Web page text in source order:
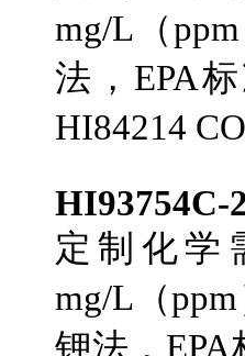
mg/L（
法，EPA
HI84214
HI93754C-
定制化学
mg/L（
钾法，